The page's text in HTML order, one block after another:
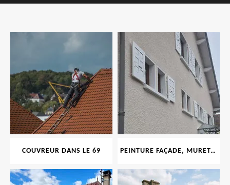
COUVREUR DANS LE 69 PEINTURE FAÇADE, MURET, TOITURE, BOISERIE, FERRONERIE, GOUTTIÈRE 69